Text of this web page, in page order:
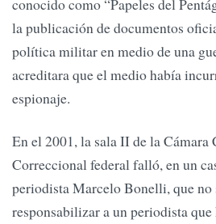
conocido como “Papeles del
la publicación de documentos
política militar en medio de una
acreditara que el medio había
espionaje.
En el 2001, la sala II de la
Correccional federal falló, en un
periodista Marcelo Bonelli, que no
responsabilizar a un periodista